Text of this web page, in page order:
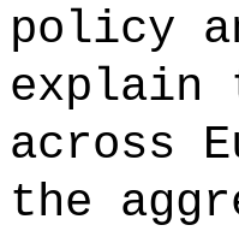
policy
explain
across
the